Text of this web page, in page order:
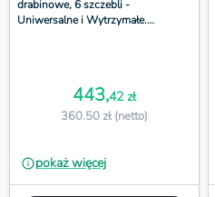
drabinowe, 6 szczebli -
Uniwersalne i Wytrzymałe.
443,42 zł
360.50 zł (netto)
pokaż więcej